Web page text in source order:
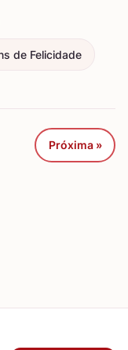
de Felicidade
Próxima »